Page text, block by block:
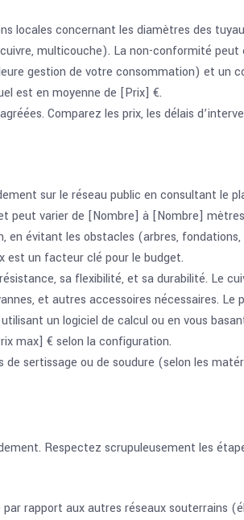
locales concernant les diamètres des
multicouche). La non-conformité peut
gestion de votre consommation) et
est en moyenne de [Prix] €.
Comparez les prix, les délais
sur le réseau public en consultant le
peut varier de [Nombre] à [Nombre]
en évitant les obstacles (arbres,
est un facteur clé pour le budget.
sa flexibilité, et sa durabilité. Le
et autres accessoires nécessaires.
un logiciel de calcul ou en vous
max] € selon la configuration.
de sertissage ou de soudure (selon les
Respectez scrupuleusement les
rapport aux autres réseaux souterrains